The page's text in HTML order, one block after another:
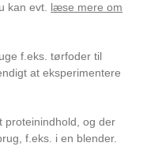
kan evt. læse mere om
f.eks. tørfoder til
at eksperimentere
proteinindhold, og der
f.eks. i en blender.